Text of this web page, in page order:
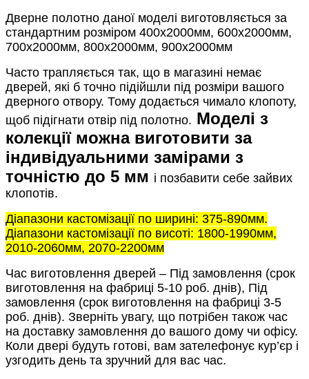
Дверне полотно даної моделі виготовляється за
стандартним розміром 400x2000мм, 600x2000мм,
700x2000мм, 800x2000мм, 900x2000мм
Часто трапляється так, що в магазині немає
дверей, які б точно підійшли під розміри вашого
дверного отвору. Тому додається чимало клопоту,
щоб підігнати отвір під полотно. Моделі з
колекції можна виготовити за
індивідуальними замірами з
точністю до 5 мм і позбавити себе зайвих
клопотів.
Діапазони кастомізації по ширині: 375-890мм.
Діапазони кастомізації по висоті: 1800-1990мм,
2010-2060мм, 2070-2200мм
Час виготовлення дверей – Під замовлення (срок
виготовлення на фабриці 5-10 роб. днів), Під
замовлення (срок виготовлення на фабриці 3-5
роб. днів). Зверніть увагу, що потрібен також час
на доставку замовлення до вашого дому чи офісу.
Коли двері будуть готові, вам зателефонує кур’єр і
узгодить день та зручний для вас час.